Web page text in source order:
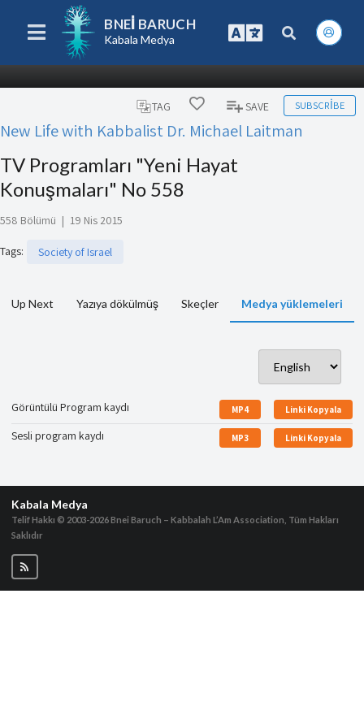
BNEI BARUCH
Kabala Medya
TAG SAVE SUBSCRIBE
New Life with Kabbalist Dr. Michael Laitman
TV Programları "Yeni Hayat
Konuşmaları" No 558
558 Bölümü | 19 Nis 2015
Tags: Society of Israel
Up Next Yazıya dökülmüş Skeçler Medya yüklemeleri
Görüntülü Program kaydı MP4 Linki Kopyala
Sesli program kaydı MP3 Linki Kopyala
Kabala Medya
Telif Hakkı © 2003-2026Bnei Baruch – Kabbalah L’Am Association, Tüm Hakları
Saklıdır